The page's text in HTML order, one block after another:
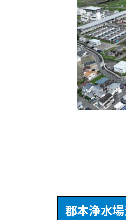
郡本浄水